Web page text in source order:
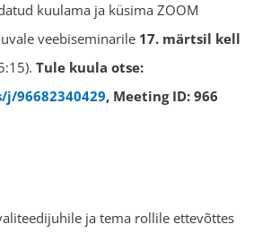
kuulama ja küsima ZOOM
veebiseminarile 17. märtsil kell
Tule kuula otse:
96682340429, Meeting ID: 966
ja tema rollile ettevõttes